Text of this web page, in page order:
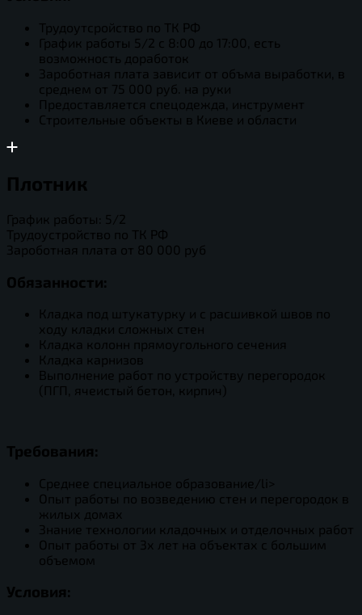
Трудоутсройство по ТК РФ
График работы 5/2 с 8:00 до 17:00, есть
возможность доработок
Зароботная плата зависит от объма выработки, в
среднем от 75 000 руб. на руки
Предоставляется спецодежда, инструмент
Строительные объекты в Киеве и области
Плотник
График работы: 5/2
Трудоустройство по ТК РФ
Зароботная плата от 80 000 руб
Обязанности:
Кладка под штукатурку и с расшивкой швов по
ходу кладки сложных стен
Кладка колонн прямоугольного сечения
Кладка карнизов
Выполнение работ по устройству перегородок
(ПГП, ячеистый бетон, кирпич)
Требования:
Среднее специальное образование/li>
Опыт работы по возведению стен и перегородок в
жилых домах
Знание технологии кладочных и отделочных работ
Опыт работы от 3х лет на объектах с большим
объемом
Условия: